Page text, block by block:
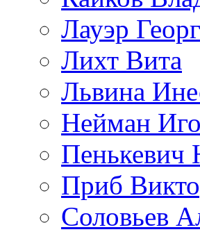
Лауэр
Лихт Вита
Львина
Нейман
Пенькевич
Приб
Соловьев